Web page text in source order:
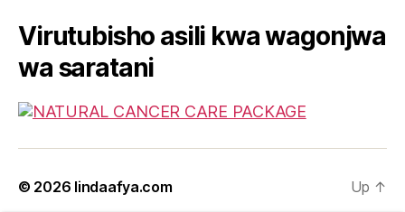
Virutubisho asili kwa wagonjwa
wa saratani
© 2026 lindaafya.com
Up ↑